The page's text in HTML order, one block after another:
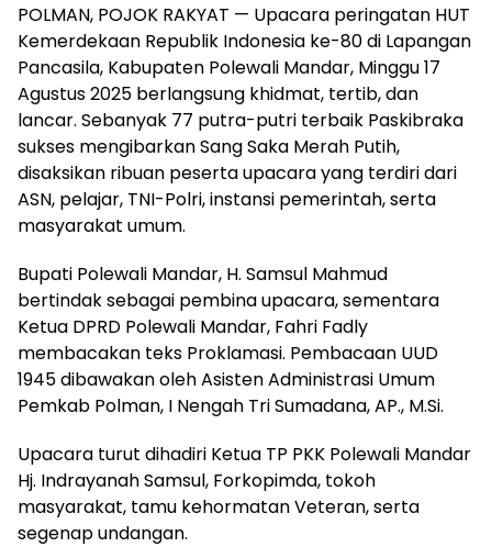
POLMAN, POJOK RAKYAT — Upacara peringatan HUT
Kemerdekaan Republik Indonesia ke-80 di Lapangan
Pancasila, Kabupaten Polewali Mandar, Minggu 17
Agustus 2025 berlangsung khidmat, tertib, dan
lancar. Sebanyak 77 putra-putri terbaik Paskibraka
sukses mengibarkan Sang Saka Merah Putih,
disaksikan ribuan peserta upacara yang terdiri dari
ASN, pelajar, TNI-Polri, instansi pemerintah, serta
masyarakat umum.
Bupati Polewali Mandar, H. Samsul Mahmud
bertindak sebagai pembina upacara, sementara
Ketua DPRD Polewali Mandar, Fahri Fadly
membacakan teks Proklamasi. Pembacaan UUD
1945 dibawakan oleh Asisten Administrasi Umum
Pemkab Polman, I Nengah Tri Sumadana, AP., M.Si.
Upacara turut dihadiri Ketua TP PKK Polewali Mandar
Hj. Indrayanah Samsul, Forkopimda, tokoh
masyarakat, tamu kehormatan Veteran, serta
segenap undangan.